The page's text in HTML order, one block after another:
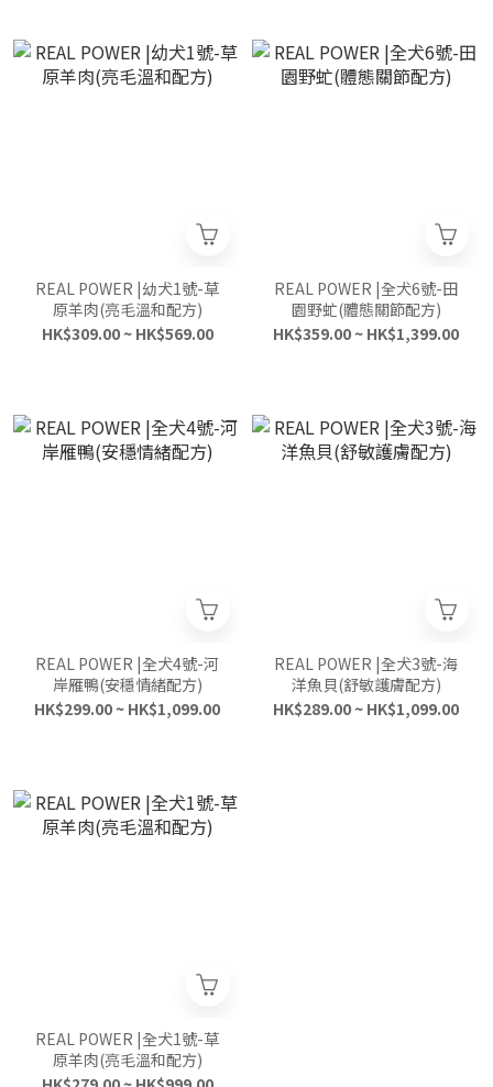
REAL POWER |幼犬1號-草
原羊肉(亮毛溫和配方)
HK$309.00 ~ HK$569.00
REAL POWER |全犬6號-田
園野虻(體態關節配方)
HK$359.00 ~ HK$1,399.00
REAL POWER |全犬4號-河
岸雁鴨(安穩情緒配方)
HK$299.00 ~ HK$1,099.00
REAL POWER |全犬3號-海
洋魚貝(舒敏護膚配方)
HK$289.00 ~ HK$1,099.00
REAL POWER |全犬1號-草
原羊肉(亮毛溫和配方)